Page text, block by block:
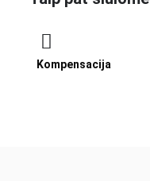
Kompensacija